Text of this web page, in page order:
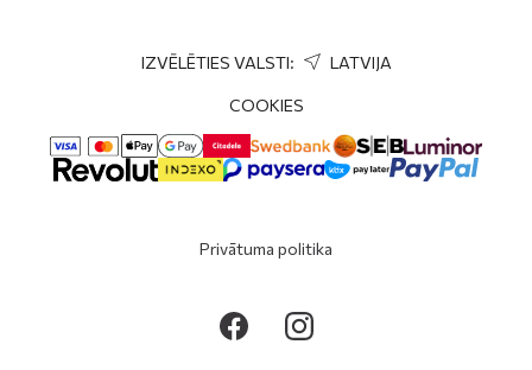
IZVĒLĒTIES VALSTI: LATVIJA
COOKIES
Privātuma politika